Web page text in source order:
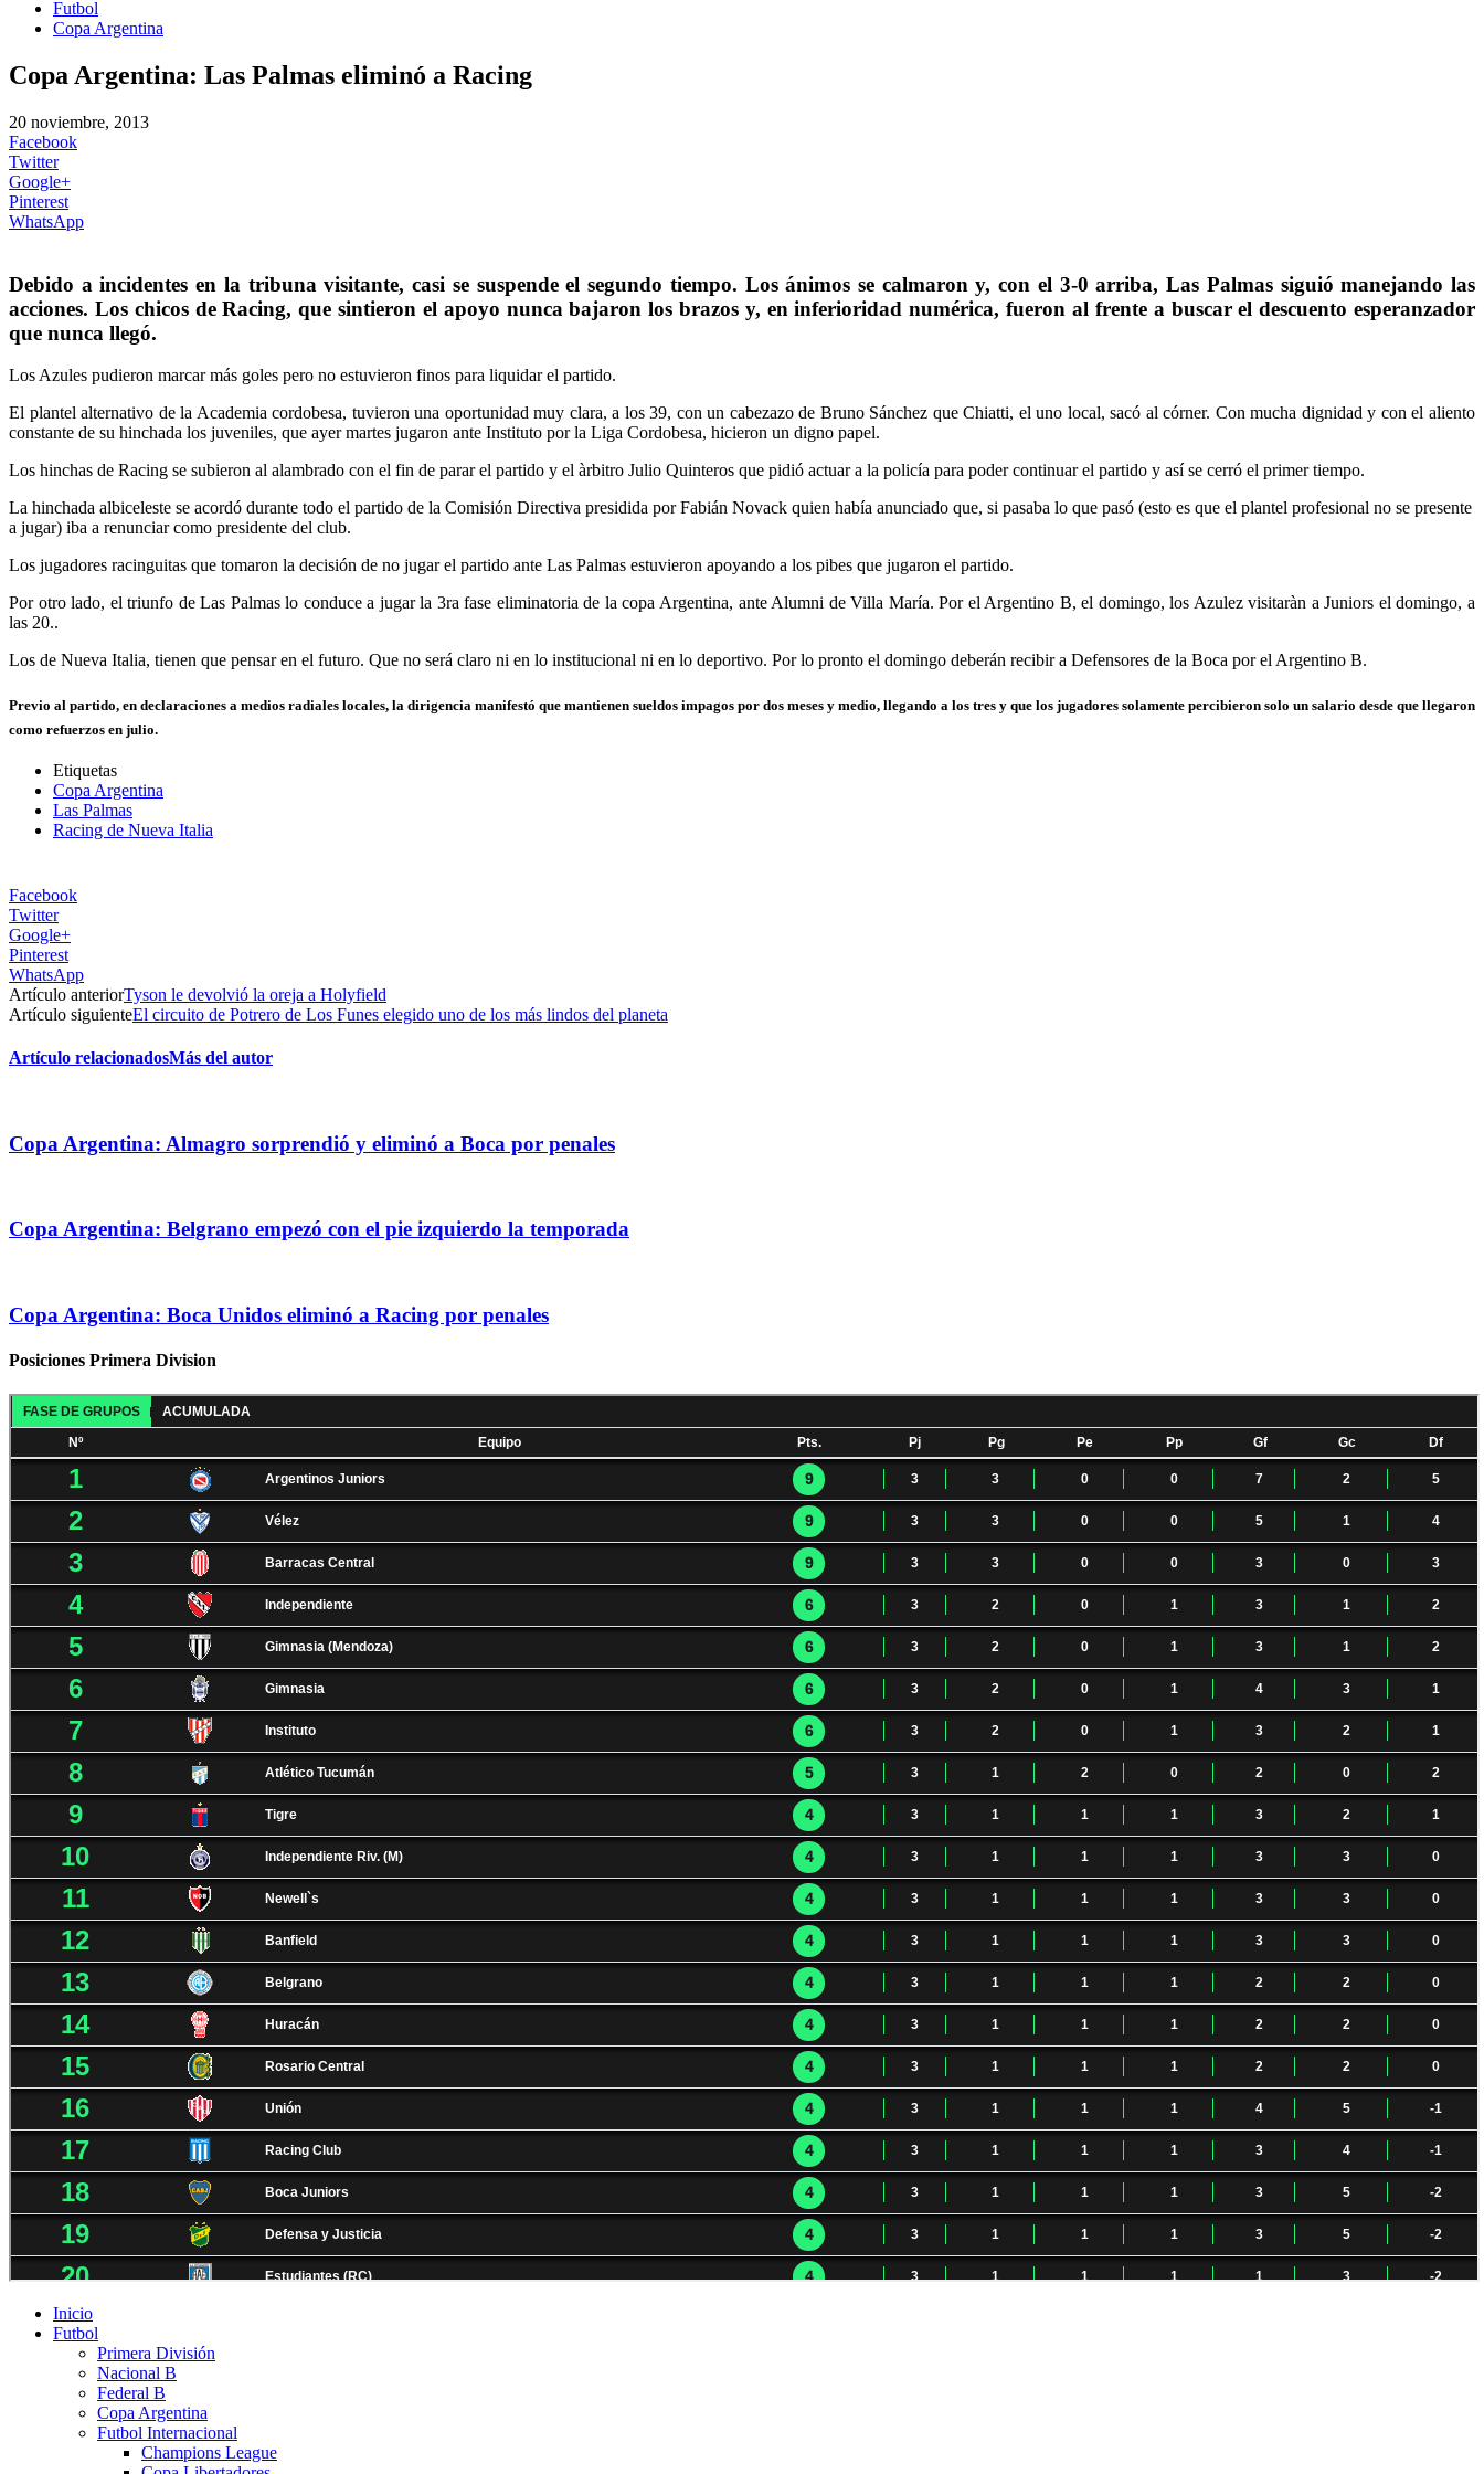
Futbol
Copa Argentina
Copa Argentina: Las Palmas eliminó a Racing
20 noviembre, 2013
Facebook
Twitter
Google+
Pinterest
WhatsApp
Debido a incidentes en la tribuna visitante, casi se suspende el segundo tiempo. Los ánimos se calmaron y, con el 3-0 arriba, Las Palmas siguió manejando las
acciones. Los chicos de Racing, que sintieron el apoyo nunca bajaron los brazos y, en inferioridad numérica, fueron al frente a buscar el descuento esperanzador
que nunca llegó.
Los Azules pudieron marcar más goles pero no estuvieron finos para liquidar el partido.
El plantel alternativo de la Academia cordobesa, tuvieron una oportunidad muy clara, a los 39, con un cabezazo de Bruno Sánchez que Chiatti, el uno local, sacó al córner. Con mucha dignidad y con el aliento
constante de su hinchada los juveniles, que ayer martes jugaron ante Instituto por la Liga Cordobesa, hicieron un digno papel.
Los hinchas de Racing se subieron al alambrado con el fin de parar el partido y el àrbitro Julio Quinteros que pidió actuar a la policía para poder continuar el partido y así se cerró el primer tiempo.
La hinchada albiceleste se acordó durante todo el partido de la Comisión Directiva presidida por Fabián Novack quien había anunciado que, si pasaba lo que pasó (esto es que el plantel profesional no se presente
a jugar) iba a renunciar como presidente del club.
Los jugadores racinguitas que tomaron la decisión de no jugar el partido ante Las Palmas estuvieron apoyando a los pibes que jugaron el partido.
Por otro lado, el triunfo de Las Palmas lo conduce a jugar la 3ra fase eliminatoria de la copa Argentina, ante Alumni de Villa María. Por el Argentino B, el domingo, los Azulez visitaràn a Juniors el domingo, a
las 20..
Los de Nueva Italia, tienen que pensar en el futuro. Que no será claro ni en lo institucional ni en lo deportivo. Por lo pronto el domingo deberán recibir a Defensores de la Boca por el Argentino B.
Previo al partido, en declaraciones a medios radiales locales, la dirigencia manifestó que mantienen sueldos impagos por dos meses y medio, llegando a los tres y que los jugadores solamente percibieron solo un salario desde que llegaron
como refuerzos en julio.
Etiquetas
Copa Argentina
Las Palmas
Racing de Nueva Italia
Facebook
Twitter
Google+
Pinterest
WhatsApp
Artículo anteriorTyson le devolvió la oreja a Holyfield
Artículo siguienteEl circuito de Potrero de Los Funes elegido uno de los más lindos del planeta
Artículo relacionadosMás del autor
Copa Argentina: Almagro sorprendió y eliminó a Boca por penales
Copa Argentina: Belgrano empezó con el pie izquierdo la temporada
Copa Argentina: Boca Unidos eliminó a Racing por penales
Posiciones Primera Division
Inicio
Futbol
Primera División
Nacional B
Federal B
Copa Argentina
Futbol Internacional
Champions League